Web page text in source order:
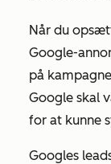
Når du
Google-
på
Google skal
for at kunne
Googles